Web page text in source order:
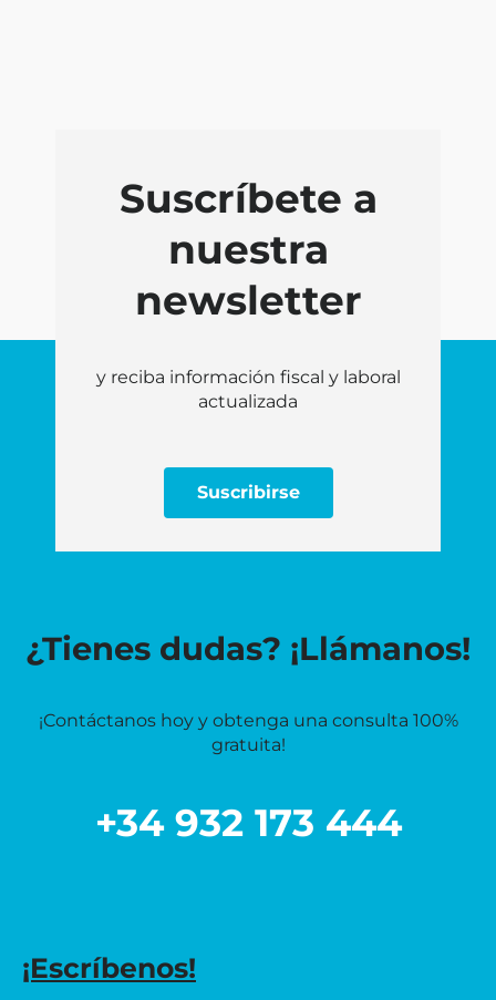
Suscríbete a
nuestra
newsletter
y reciba información fiscal y laboral
actualizada
Suscribirse
¿Tienes dudas? ¡Llámanos!
¡Contáctanos hoy y obtenga una consulta 100%
gratuita!
+34 932 173 444
¡Escríbenos!